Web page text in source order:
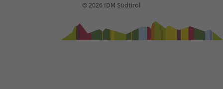
© 2026 IDM Südtirol